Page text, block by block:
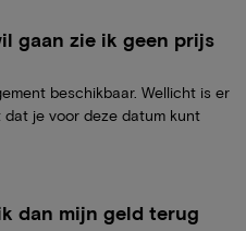
gaan zie ik geen prijs
beschikbaar. Wellicht is er
je voor deze datum kunt
dan mijn geld terug